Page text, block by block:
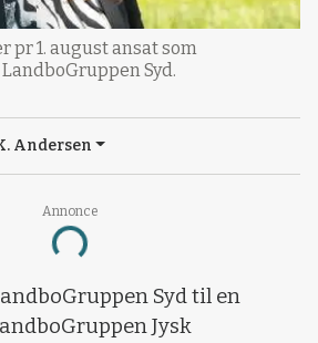
Annonce
Loading...
pr 1. august ansat som
Syd.
Andersen
Syd til en
Jysk